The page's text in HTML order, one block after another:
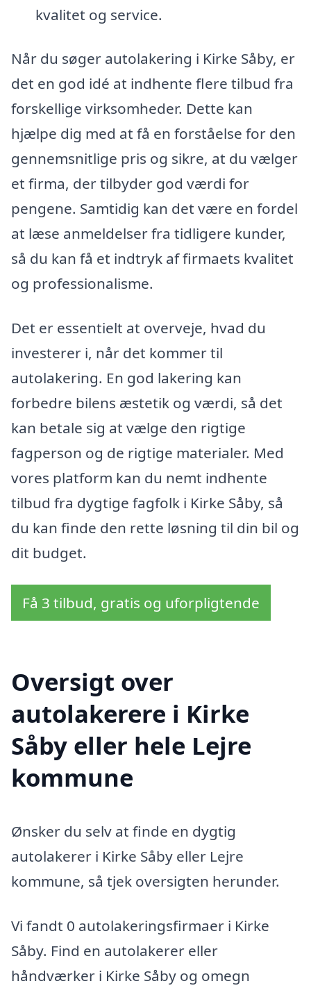
kvalitet og service.
Når du søger autolakering i Kirke Såby, er
det en god idé at indhente flere tilbud fra
forskellige virksomheder. Dette kan
hjælpe dig med at få en forståelse for den
gennemsnitlige pris og sikre, at du vælger
et firma, der tilbyder god værdi for
pengene. Samtidig kan det være en fordel
at læse anmeldelser fra tidligere kunder,
så du kan få et indtryk af firmaets kvalitet
og professionalisme.
Det er essentielt at overveje, hvad du
investerer i, når det kommer til
autolakering. En god lakering kan
forbedre bilens æstetik og værdi, så det
kan betale sig at vælge den rigtige
fagperson og de rigtige materialer. Med
vores platform kan du nemt indhente
tilbud fra dygtige fagfolk i Kirke Såby, så
du kan finde den rette løsning til din bil og
dit budget.
Få 3 tilbud, gratis og uforpligtende
Oversigt over
autolakerere i Kirke
Såby eller hele Lejre
kommune
Ønsker du selv at finde en dygtig
autolakerer i Kirke Såby eller Lejre
kommune, så tjek oversigten herunder.
Vi fandt 0 autolakeringsfirmaer i Kirke
Såby. Find en autolakerer eller
håndværker i Kirke Såby og omegn